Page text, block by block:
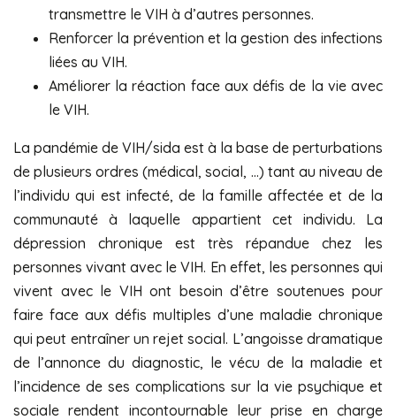
transmettre le VIH à d’autres personnes.
Renforcer la prévention et la gestion des infections
liées au VIH.
Améliorer la réaction face aux défis de la vie avec
le VIH.
La pandémie de VIH/sida est à la base de perturbations
de plusieurs ordres (médical, social, …) tant au niveau de
l’individu qui est infecté, de la famille affectée et de la
communauté à laquelle appartient cet individu. La
dépression chronique est très répandue chez les
personnes vivant avec le VIH. En effet, les personnes qui
vivent avec le VIH ont besoin d’être soutenues pour
faire face aux défis multiples d’une maladie chronique
qui peut entraîner un rejet social. L’angoisse dramatique
de l’annonce du diagnostic, le vécu de la maladie et
l’incidence de ses complications sur la vie psychique et
sociale rendent incontournable leur prise en charge